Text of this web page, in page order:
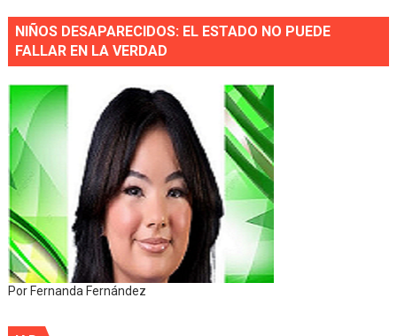
NIÑOS DESAPARECIDOS: EL ESTADO NO PUEDE
FALLAR EN LA VERDAD
Por Fernanda Fernández